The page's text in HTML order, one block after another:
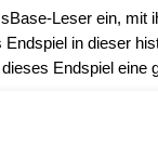
Leser ein, mit
Endspiel in dieser
Endspiel eine